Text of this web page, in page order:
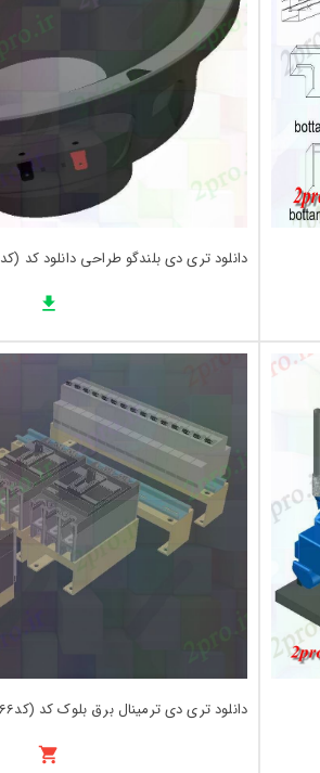
دانلود تری دی بلندگو طراحی دانلود کد (کد25790)
دانلود تری دی ترمینال برق بلوک کد (کد25766)